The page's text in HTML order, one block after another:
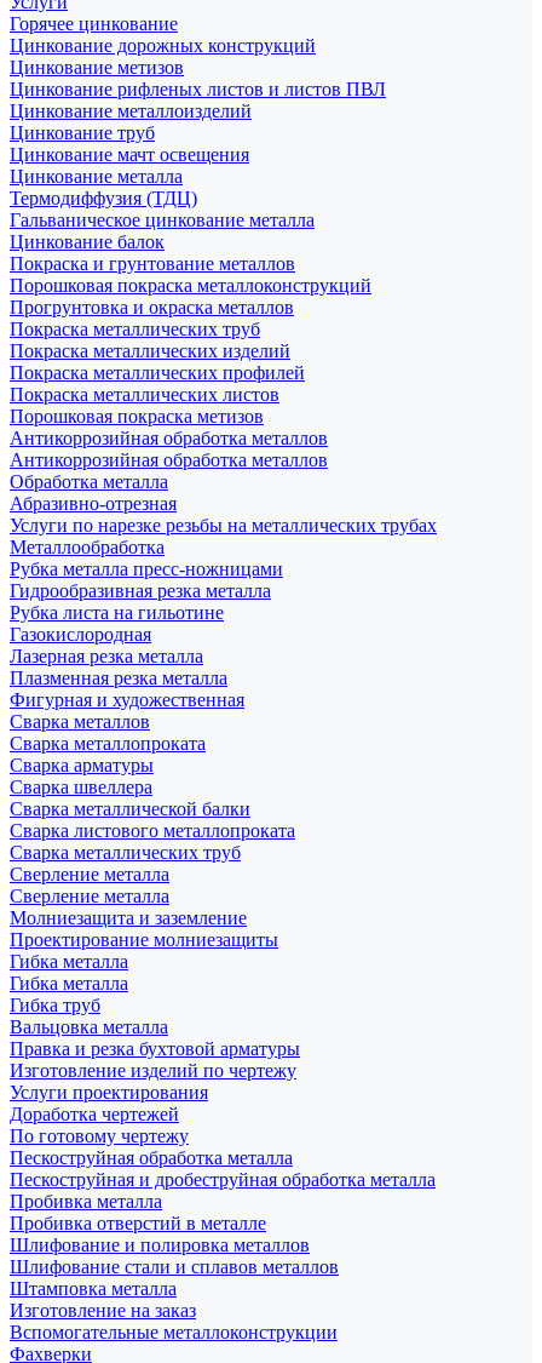
Горячее цинкование
Цинкование дорожных конструкций
Цинкование метизов
Цинкование рифленых листов и листов ПВЛ
Цинкование металлоизделий
Цинкование труб
Цинкование мачт освещения
Цинкование металла
Термодиффузия (ТДЦ)
Гальваническое цинкование металла
Цинкование балок
Покраска и грунтование металлов
Порошковая покраска металлоконструкций
Прогрунтовка и окраска металлов
Покраска металлических труб
Покраска металлических изделий
Покраска металлических профилей
Покраска металлических листов
Порошковая покраска метизов
Антикоррозийная обработка металлов
Антикоррозийная обработка металлов
Обработка металла
Абразивно-отрезная
Услуги по нарезке резьбы на металлических трубах
Металлообработка
Рубка металла пресс-ножницами
Гидрообразивная резка металла
Рубка листа на гильотине
Газокислородная
Лазерная резка металла
Плазменная резка металла
Фигурная и художественная
Сварка металлов
Сварка металлопроката
Сварка арматуры
Сварка швеллера
Сварка металлической балки
Сварка листового металлопроката
Сварка металлических труб
Сверление металла
Сверление металла
Молниезащита и заземление
Проектирование молниезащиты
Гибка металла
Гибка металла
Гибка труб
Вальцовка металла
Правка и резка бухтовой арматуры
Изготовление изделий по чертежу
Услуги проектирования
Доработка чертежей
По готовому чертежу
Пескоструйная обработка металла
Пескоструйная и дробеструйная обработка металла
Пробивка металла
Пробивка отверстий в металле
Шлифование и полировка металлов
Шлифование стали и сплавов металлов
Штамповка металла
Изготовление на заказ
Вспомогательные металлоконструкции
Фахверки